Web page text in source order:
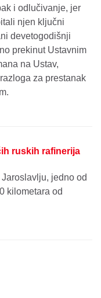
i odlučivanje, jer
njen ključni
devetogodišnji
prekinut Ustavnim
na Ustav,
za prestanak
ruskih rafinerija
jedno od
kilometara od